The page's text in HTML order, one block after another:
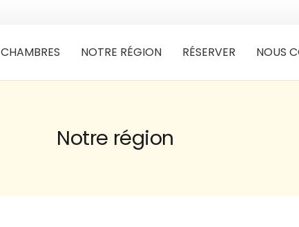
NOTRE RÉGION RÉSERVER NOUS
Notre région